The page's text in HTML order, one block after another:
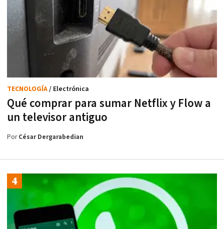
Qué comprar para sumar Netflix y Flow a
un televisor antiguo
TECNOLOGÍA/ Electrónica
PorCésar Dergarabedian